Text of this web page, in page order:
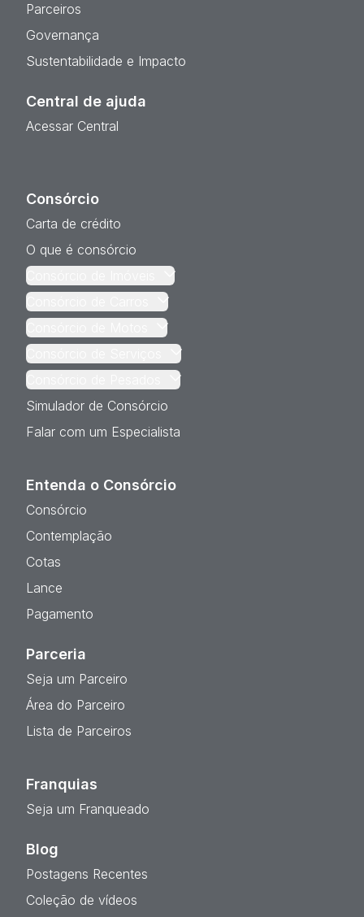
Parceiros
Governança
Sustentabilidade e Impacto
Central de ajuda
Acessar Central
Consórcio
Carta de crédito
O que é consórcio
Simulador de Consórcio
Falar com um Especialista
Entenda o Consórcio
Consórcio
Contemplação
Cotas
Lance
Pagamento
Parceria
Seja um Parceiro
Área do Parceiro
Lista de Parceiros
Franquias
Seja um Franqueado
Blog
Postagens Recentes
Coleção de vídeos